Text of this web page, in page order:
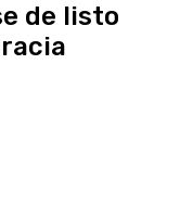
de listo